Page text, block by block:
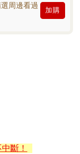
周邊看過
加購
斷！